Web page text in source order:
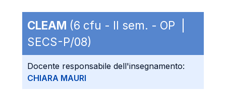
CLEAM (6 cfu - II sem. - OP |
SECS-P/08)
Docente responsabile dell'insegnamento:
CHIARA MAURI